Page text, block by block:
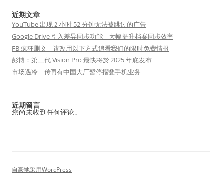
近期文章
YouTube 出现 2 小时 52 分钟无法被跳过的广告
Google Drive 引入差异同步功能 大幅提升档案同步效率
FB 疯狂删文 请改用以下方式追看我们的限时免费情报
彭博：第二代 Vision Pro 最快将於 2025 年底发布
市场遇冷 传再有中国大厂暂停摺叠手机业务
近期留言
您尚未收到任何评论。
自豪地采用WordPress